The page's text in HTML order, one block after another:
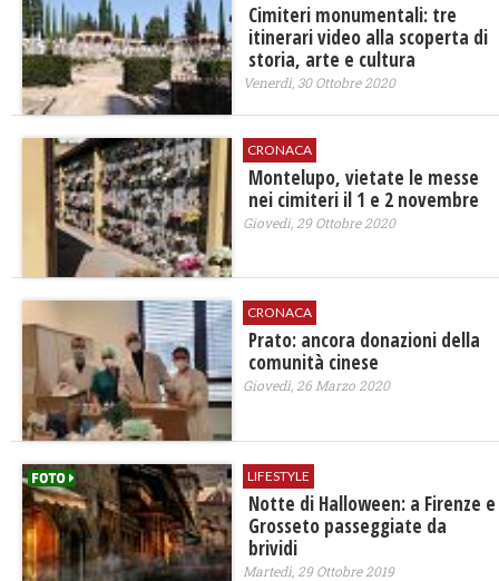
Cimiteri monumentali: tre
itinerari video alla scoperta di
storia, arte e cultura
Venerdì, 30 Ottobre 2020
CRONACA
Montelupo, vietate le messe
nei cimiteri il 1 e 2 novembre
Giovedì, 29 Ottobre 2020
CRONACA
Prato: ancora donazioni della
comunità cinese
Giovedì, 26 Marzo 2020
LIFESTYLE
Notte di Halloween: a Firenze e
Grosseto passeggiate da
brividi
Martedì, 29 Ottobre 2019